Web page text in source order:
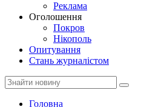
Реклама
Оголошення
Покров
Нікополь
Опитування
Стань журналістом
Головна